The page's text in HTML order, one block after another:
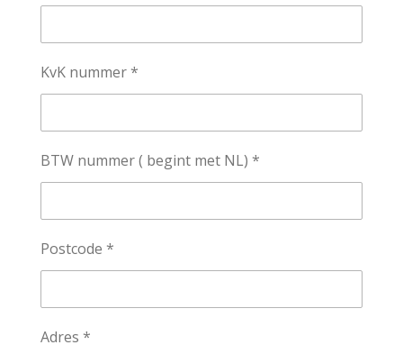
KvK nummer *
BTW nummer ( begint met NL) *
Postcode *
Adres *